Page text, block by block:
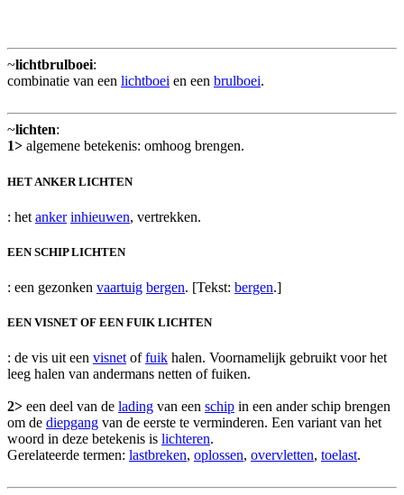
~lichtbrulboei:
combinatie van een lichtboei en een brulboei.
~lichten:
1> algemene betekenis: omhoog brengen.
HET ANKER LICHTEN
: het anker inhieuwen, vertrekken.
EEN SCHIP LICHTEN
: een gezonken vaartuig bergen. [Tekst: bergen.]
EEN VISNET OF EEN FUIK LICHTEN
: de vis uit een visnet offuik halen. Voornamelijk gebruikt voor het
leeg halen van andermans netten of fuiken.
2> een deel van de lading van een schip in een ander schip brengen
om de diepgang van de eerste te verminderen. Een variant van het
woord in deze betekenis is lichteren.
Gerelateerde termen: lastbreken, oplossen, overvletten, toelast.